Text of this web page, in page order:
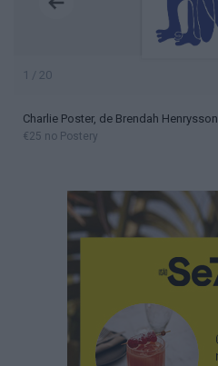
1 / 20
Charlie Poster, de Brendah Henrysson
€25 no Postery